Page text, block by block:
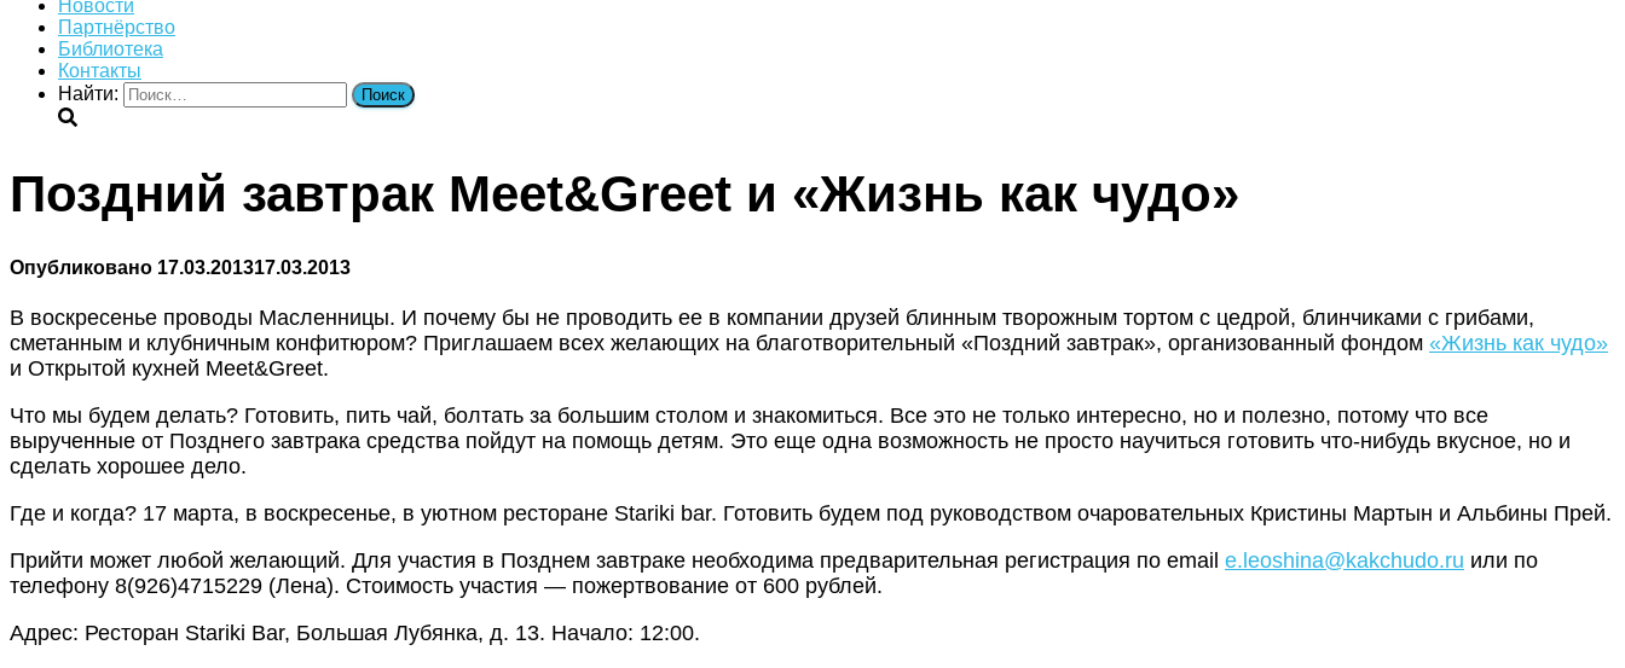
Новости
Партнёрство
Библиотека
Контакты
Найти:
Поздний завтрак Meet&Greet и «Жизнь как чудо»
Опубликовано 17.03.201317.03.2013
В воскресенье проводы Масленницы. И почему бы не проводить ее в компании друзей блинным творожным тортом с цедрой, блинчиками с грибами,
сметанным и клубничным конфитюром? Приглашаем всех желающих на благотворительный «Поздний завтрак», организованный фондом «Жизнь как чудо»
и Открытой кухней Meet&Greet.
Что мы будем делать? Готовить, пить чай, болтать за большим столом и знакомиться. Все это не только интересно, но и полезно, потому что все
вырученные от Позднего завтрака средства пойдут на помощь детям. Это еще одна возможность не просто научиться готовить что-нибудь вкусное, но и
сделать хорошее дело.
Где и когда? 17 марта, в воскресенье, в уютном ресторане Stariki bar. Готовить будем под руководством очаровательных Кристины Мартын и Альбины Прей.
Прийти может любой желающий. Для участия в Позднем завтраке необходима предварительная регистрация по email e.leoshina@kakchudo.ru или по
телефону 8(926)4715229 (Лена). Стоимость участия — пожертвование от 600 рублей.
Адрес: Ресторан Stariki Bar, Большая Лубянка, д. 13. Начало: 12:00.